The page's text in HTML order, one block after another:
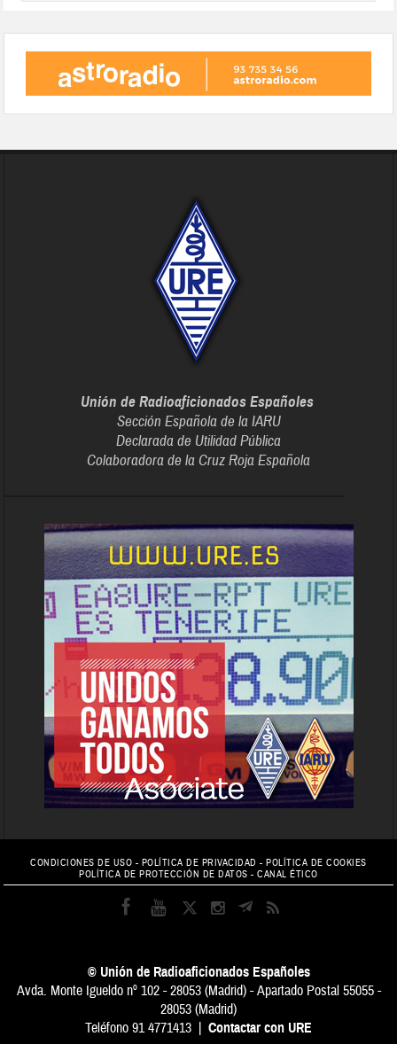
Unión de Radioaficionados Españoles
Sección Española de la IARU
Declarada de Utilidad Pública
Colaboradora de la Cruz Roja Española
CONDICIONES DE USO - POLÍTICA DE PRIVACIDAD -POLÍTICA DE COOKIES
POLÍTICA DE PROTECCIÓN DE DATOS -CANAL ÉTICO
© Unión de Radioaficionados Españoles
Avda. Monte Igueldo nº 102 - 28053 (Madrid) - Apartado Postal 55055 -
28053 (Madrid)
Teléfono 91 4771413 | Contactar con URE